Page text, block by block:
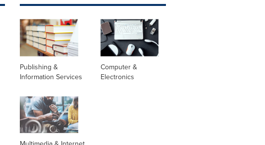
Publishing &
Information Services
Computer &
Electronics